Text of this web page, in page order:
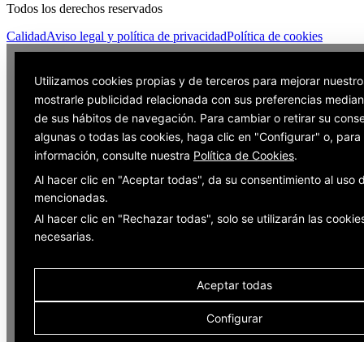
Todos los derechos reservados
CalidadAviso legal y política de privacidadPolítica de cookies
Utilizamos cookies propias y de terceros para mejorar
mostrarle publicidad relacionada con sus preferencias
de sus hábitos de navegación. Para cambiar o retirar su
algunas o todas las cookies, haga clic en "Configurar" o, para
información, consulte nuestra Política de Cookies.
Al hacer clic en "Aceptar todas", da su consentimiento al uso
mencionadas.
Al hacer clic en "Rechazar todas", solo se utilizarán las
necesarias.
Aceptar todas
Configurar